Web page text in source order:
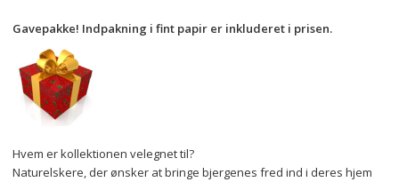
Gavepakke! Indpakning i fint papir er inkluderet i prisen.
Hvem er kollektionen velegnet til?
Naturelskere, der ønsker at bringe bjergenes fred ind i deres hjem